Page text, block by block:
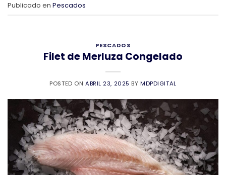
Publicado en Pescados
PESCADOS
Filet de Merluza Congelado
POSTED ON ABRIL 23, 2025 BYMDPDIGITAL